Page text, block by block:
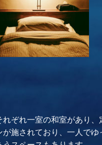
れぞれ一室の和室があり
が施されており、一人で